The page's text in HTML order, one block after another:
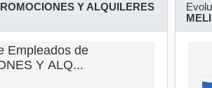
Y ALQUILERES
Empleados de
Y ALQ...